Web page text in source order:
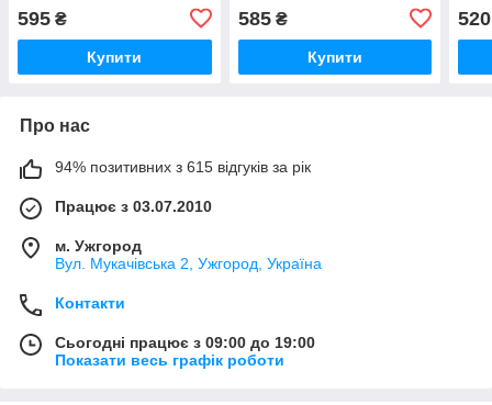
595 ₴
Купити
585₴
Купити
520
Про нас
94% позитивних з 615 відгуків за рік
Працює з 03.07.2010
м. Ужгород
Вул. Мукачівська 2, Ужгород, Україна
Контакти
Сьогодні працює з 09:00 до 19:00
Показати весь графік роботи